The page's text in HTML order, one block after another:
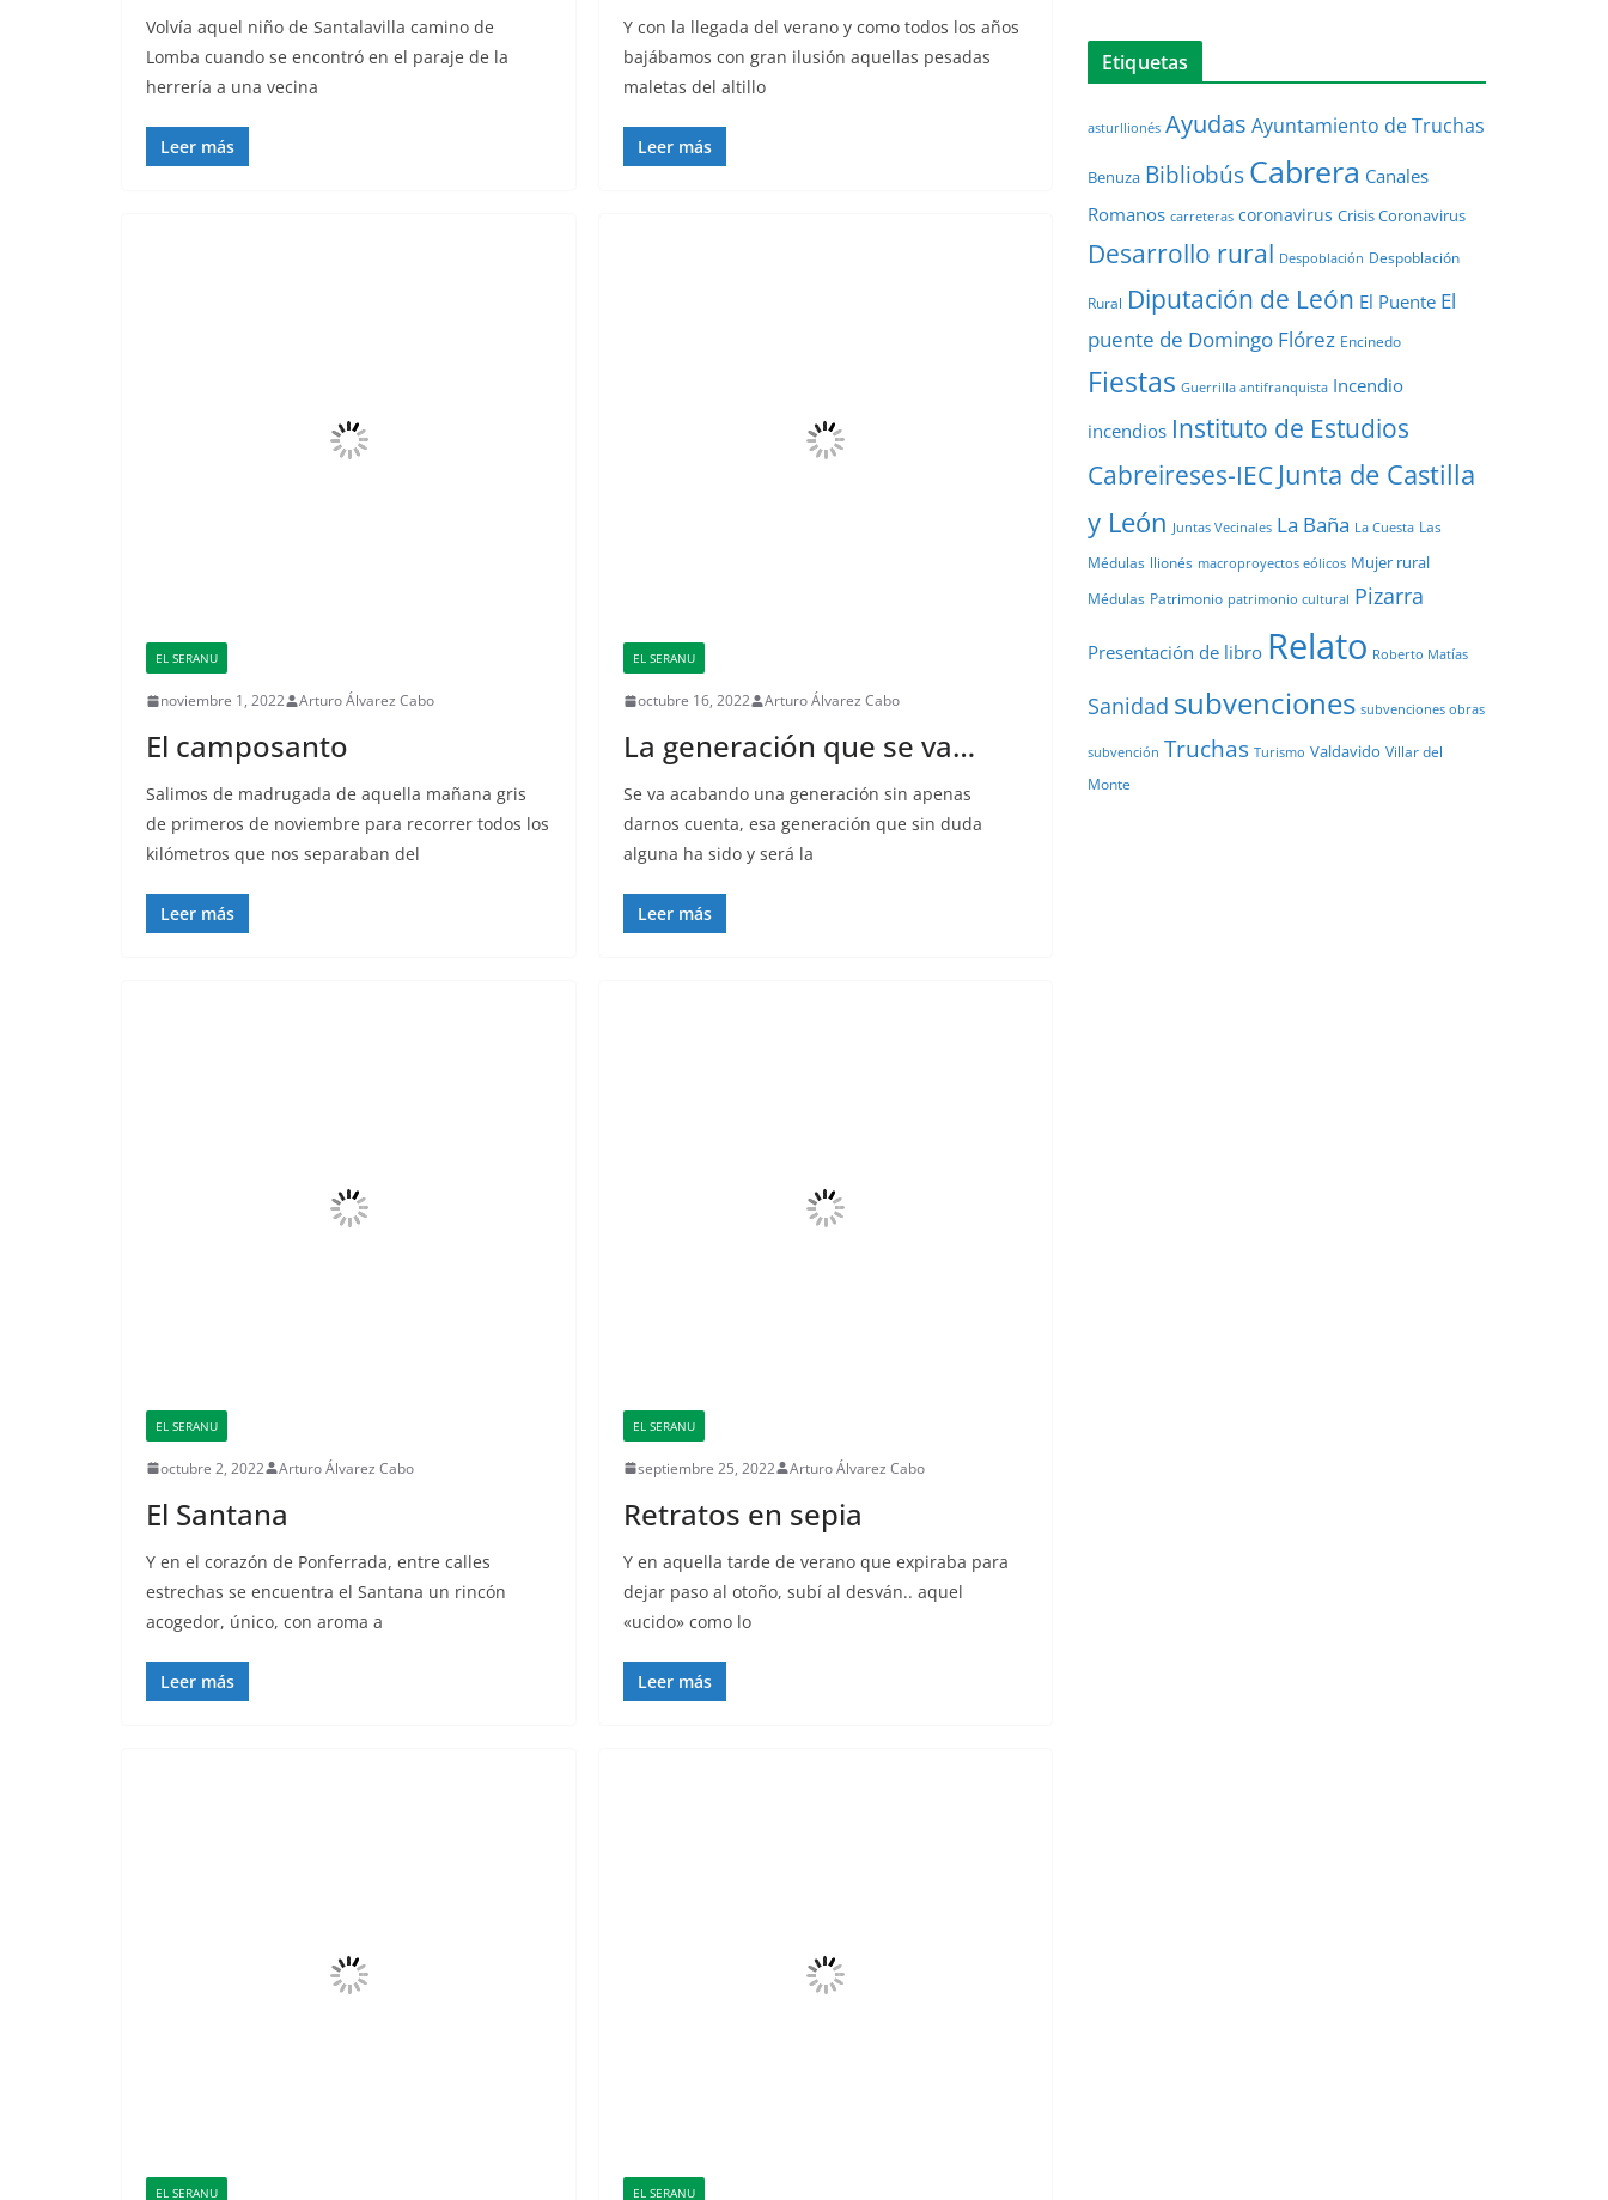
Volvía aquel niño de Santalavilla camino de
Lomba cuando se encontró en el paraje de la
herrería a una vecina
Leer más
Y con la llegada del verano y como todos los años
bajábamos con gran ilusión aquellas pesadas
maletas del altillo
Leer más
EL SERANU
noviembre 1, 2022 Arturo Álvarez Cabo
El camposanto
Salimos de madrugada de aquella mañana gris
de primeros de noviembre para recorrer todos los
kilómetros que nos separaban del
Leer más
EL SERANU
octubre 16, 2022 Arturo Álvarez Cabo
La generación que se va…
Se va acabando una generación sin apenas
darnos cuenta, esa generación que sin duda
alguna ha sido y será la
Leer más
EL SERANU
octubre 2, 2022 Arturo Álvarez Cabo
El Santana
Y en el corazón de Ponferrada, entre calles
estrechas se encuentra el Santana un rincón
acogedor, único, con aroma a
Leer más
EL SERANU
septiembre 25, 2022 Arturo Álvarez Cabo
Retratos en sepia
Y en aquella tarde de verano que expiraba para
dejar paso al otoño, subí al desván.. aquel
«ucido» como lo
Leer más
EL SERANU EL SERANU
Etiquetas
asturllionés Ayudas Ayuntamiento de Truchas
Benuza BibliobúsCabrera Canales
Romanos carreteras coronavirus Crisis Coronavirus
Desarrollo rural Despoblación Despoblación
Rural Diputación de León El Puente El
puente de Domingo Flórez Encinedo
Fiestas Guerrilla antifranquista Incendio
incendios Instituto de Estudios
Cabreireses-IEC Junta de Castilla
y León Juntas Vecinales La Baña La Cuesta Las
Médulas llionés macroproyectos eólicos Mujer rural
Médulas Patrimonio patrimonio cultural Pizarra
Presentación de libro Relato Roberto Matías
Sanidad subvenciones subvenciones obras
subvención Truchas Turismo Valdavido Villar del
Monte